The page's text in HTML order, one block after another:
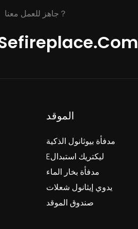
جاهز للعمل معنا？
الموقد
مدفأة بيوثانول الذكية
Eليكتريك استبدال
مدفأة بخار الماء
يدوي إيثانول شعلات
صندوق الموقد